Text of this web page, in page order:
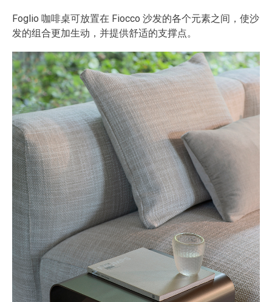
Foglio 咖啡桌可放置在 Fiocco 沙发的各个元素之间，使沙
发的组合更加生动，并提供舒适的支撑点。